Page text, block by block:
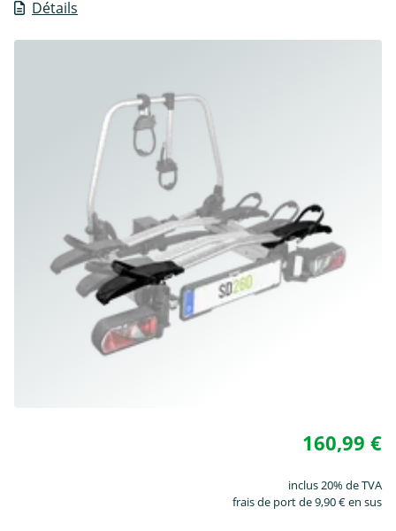
Détails
160,99 €
inclus 20% de TVA
frais de port de 9,90 € en sus